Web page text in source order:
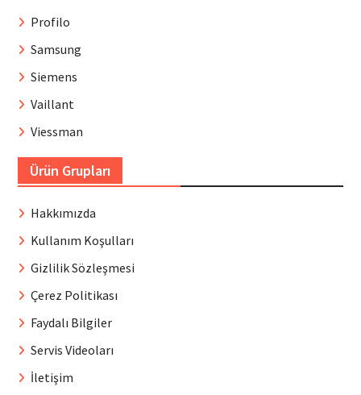
Profilo
Samsung
Siemens
Vaillant
Viessman
Ürün Grupları
Hakkımızda
Kullanım Koşulları
Gizlilik Sözleşmesi
Çerez Politikası
Faydalı Bilgiler
Servis Videoları
İletişim